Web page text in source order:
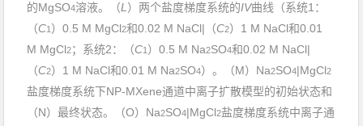
的MgSO4溶液。（L ）两个盐度梯度系统的IV曲线（系统1 ：
（C1 ）0.5 M MgCl2和0.02 M NaCl| （C2） 1 M NaCl和0.01
M MgCl2；系统2：（C1 ）0.5 M Na2SO4和0.02 M NaCl|
（C2） 1 M NaCl和0.01 M Na2SO4）。（M） Na2SO4|MgCl2
盐度梯度系统下NP-MXene通道中离子扩散模型的初始状态和
（N）最终状态。（O） Na2SO4|MgCl2盐度梯度系统中离子通